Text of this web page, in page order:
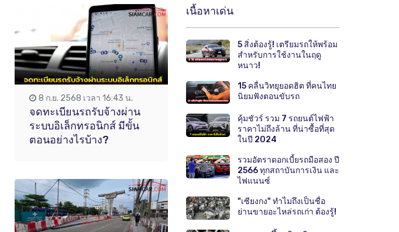
8 ก.ย. 2568 เวลา 16:43 น.
จดทะเบียนรถรับจ้างผ่าน
ระบบอิเล็กทรอนิกส์ มีขั้น
ตอนอย่างไรบ้าง?
เนื้อหาเด่น
5 สิ่งต้องรู้! เตรียมรถให้พร้อม
สำหรับการใช้งานในฤดู
หนาว!
15 คลื่นวิทยุยอดฮิต ที่คนไทย
นิยมฟังตอนขับรถ
คุ้มชัวร์ รวม 7 รถยนต์ไฟฟ้า
ราคาไม่ถึงล้าน ที่น่าซื้อที่สุด
ในปี 2024
รวมอัตราดอกเบี้ยรถมือสอง ปี
2566 ทุกสถาบันการเงิน และ
ไฟแนนซ์
"เซียงกง" ทำไมถึงเป็นชื่อ
ย่านขายอะไหล่รถเก่า ต้องรู้!